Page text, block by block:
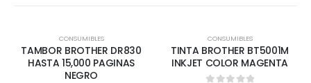
CONSUMIBLES
TAMBOR BROTHER DR830
HASTA 15,000 PAGINAS
NEGRO
CONSUMIBLES
TINTA BROTHER BT5001M
INKJET COLOR MAGENTA